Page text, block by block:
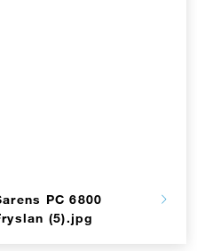
PC 6800
(5).jpg